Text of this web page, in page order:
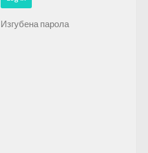
Изгубена парола